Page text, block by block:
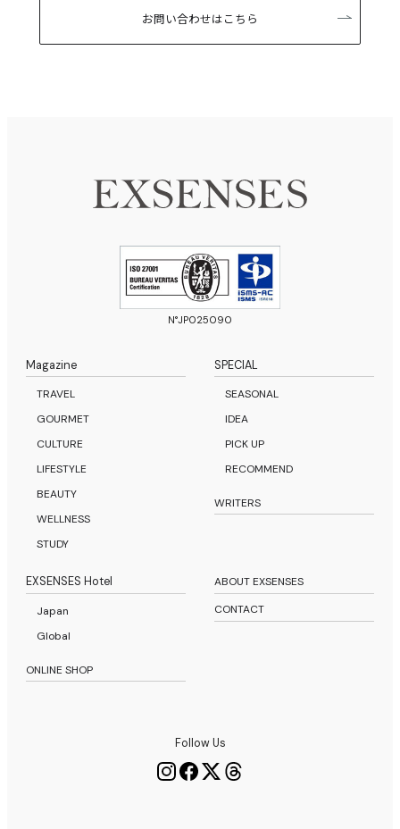
お問い合わせはこちら
N°JP025090
Magazine
TRAVEL
GOURMET
CULTURE
LIFESTYLE
BEAUTY
WELLNESS
STUDY
SPECIAL
SEASONAL
IDEA
PICK UP
RECOMMEND
WRITERS
EXSENSES Hotel
Japan
Global
ONLINE SHOP
ABOUT EXSENSES
CONTACT
Follow Us